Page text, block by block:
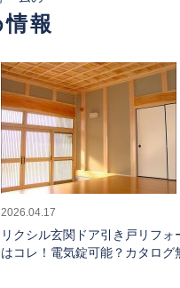
報
2026.04.17
リクシル玄関ドア引き戸リフォ
はコレ！電気錠可能？カタログ